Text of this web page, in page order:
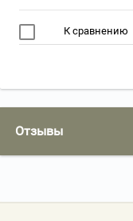
К сравнению
Отзывы